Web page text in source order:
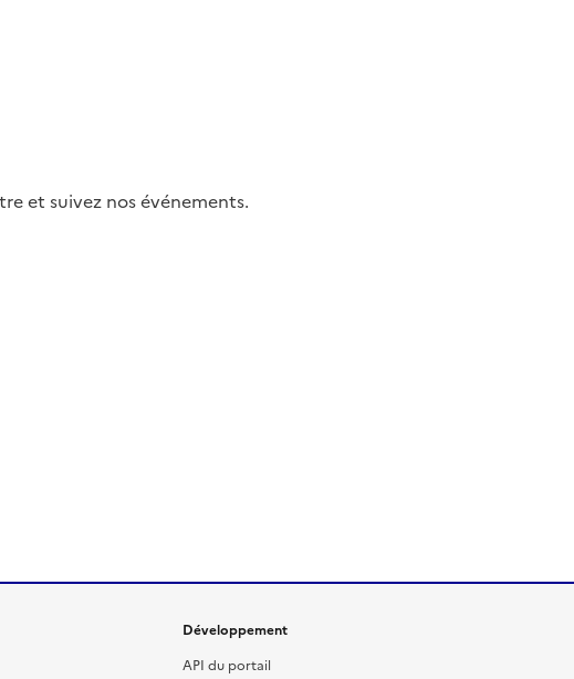
et suivez nos événements.
Développement
API du portail